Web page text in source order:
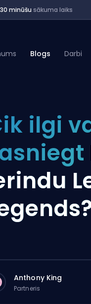
minūšu sākuma laiks
Blogs Darbi
ilgi
Anthony King
Partneris